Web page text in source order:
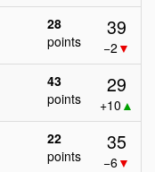
28
points
39
−2 ▼
43
points
29
+10 ▲
22
points
35
−6▼